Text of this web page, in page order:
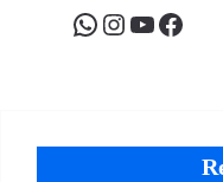
WhatsApp
Instagram
YouTube